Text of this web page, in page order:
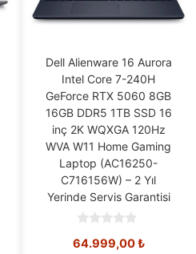
Dell Alienware 16 Aurora
Intel Core 7-240H
GeForce RTX 5060 8GB
16GB DDR5 1TB SSD 16
inç 2K WQXGA 120Hz
WVA W11 Home Gaming
Laptop (AC16250-
C716156W) – 2 Yıl
Yerinde Servis Garantisi
o
64.999,00₺